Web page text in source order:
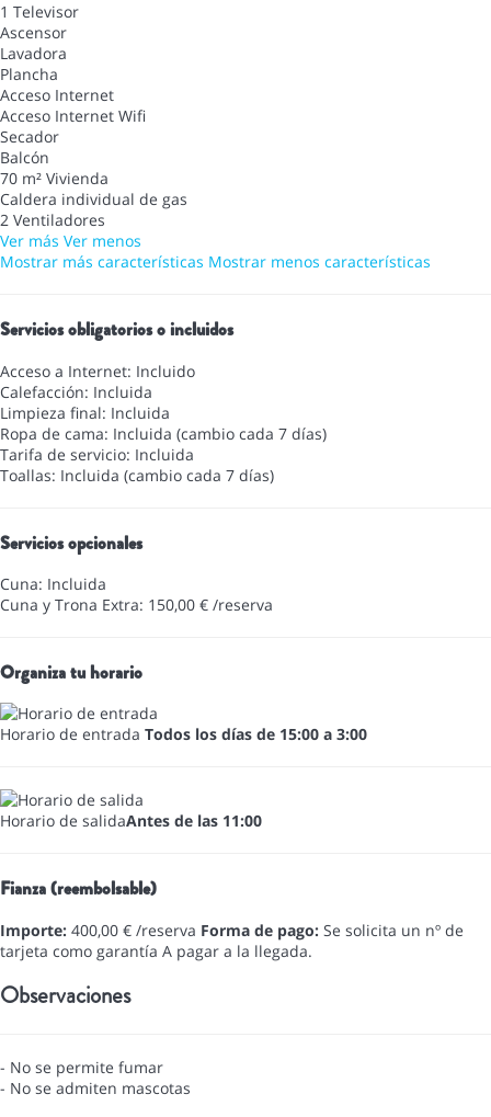
1 Televisor
Ascensor
Lavadora
Plancha
Acceso Internet
Acceso Internet Wifi
Secador
Balcón
70 m² Vivienda
Caldera individual de gas
2 Ventiladores
Ver más Ver menos
Mostrar más características Mostrar menos características
Servicios obligatorios o incluidos
Acceso a Internet: Incluido
Calefacción: Incluida
Limpieza final: Incluida
Ropa de cama: Incluida (cambio cada 7 días)
Tarifa de servicio: Incluida
Toallas: Incluida (cambio cada 7 días)
Servicios opcionales
Cuna: Incluida
Cuna y Trona Extra: 150,00 € /reserva
Organiza tu horario
Horario de entrada Todos los días de 15:00 a 3:00
Horario de salidaAntes de las 11:00
Fianza (reembolsable)
Importe: 400,00 € /reserva Forma de pago: Se solicita un nº de
tarjeta como garantía A pagar a la llegada.
Observaciones
- No se permite fumar
- No se admiten mascotas